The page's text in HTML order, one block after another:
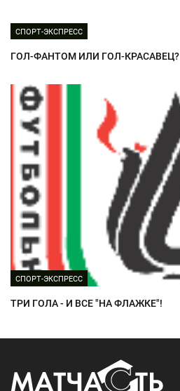
СПОРТ-ЭКСПРЕСС
ГОЛ-ФАНТОМ ИЛИ ГОЛ-КРАСАВЕЦ?
СПОРТ-ЭКСПРЕСС
ТРИ ГОЛА - И ВСЕ "НА ФЛАЖКЕ"!